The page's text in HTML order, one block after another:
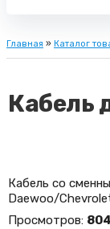
Главная » Каталог
Кабель
Кабель со
Daewoo/
Просмотров: 804